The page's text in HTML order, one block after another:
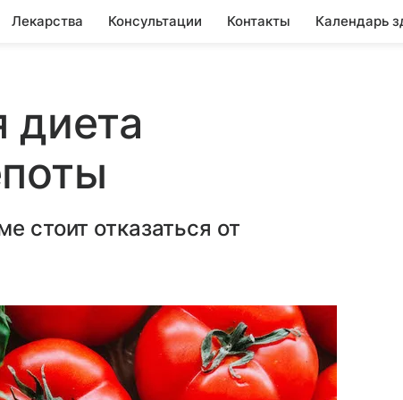
Лекарства Консультации Контакты Календарь
диета
стоит отказаться от